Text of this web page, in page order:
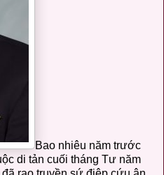
Bao nhiêu năm trước
di tản cuối tháng Tư năm